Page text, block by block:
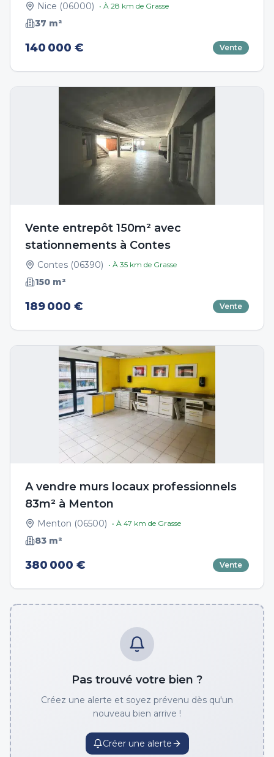
Nice (06000) • À 28 km de Grasse
37 m²
140 000 € Vente
Vente entrepôt 150m² avec
stationnements à Contes
Contes (06390) • À 35 km de Grasse
150 m²
189 000 € Vente
A vendre murs locaux professionnels
83m² à Menton
Menton (06500) • À 47 km de Grasse
83 m²
380 000 € Vente
Pas trouvé votre bien ?
Créez une alerte et soyez prévenu dès qu'un
nouveau bien arrive !
Créer une alerte